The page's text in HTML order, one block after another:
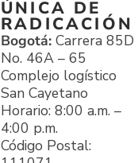
ÚNICA DE
RADICACIÓN
Bogotá: Carrera 85D
No. 46A – 65
Complejo logístico
San Cayetano
Horario: 8:00 a.m. –
4:00 p.m.
Código Postal: